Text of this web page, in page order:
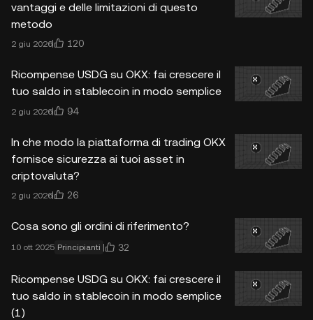
vantaggi e delle limitazioni di questo
metodo
2 giu 2026 120
Ricompense USDG su OKX: fai crescere il
tuo saldo in stablecoin in modo semplice
2 giu 2026 94
In che modo la piattaforma di trading OKX
fornisce sicurezza ai tuoi asset in
criptovaluta?
2 giu 2026 26
Cosa sono gli ordini di riferimento?
10 ott 2025 Principianti 32
Ricompense USDG su OKX: fai crescere il
tuo saldo in stablecoin in modo semplice
(1)